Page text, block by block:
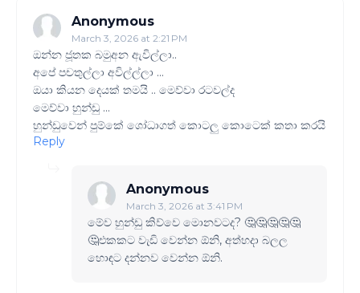
Anonymous
March 3, 2026 at 2:21 PM
ඔන්න ජූතක බමුඅන ඇවිල්ලා..
අපේ පචතුල්ලා අවිල්ල්ලා ...
ඔයා කියන දෙයක් තමයි .. මෙව්වා රටවල්ද
මෙව්වා හුන්ඩු ...
හුන්ඩුවෙන් පුම්කේ ශෝධාගත් කොටලු කොටෙක් කතා කරයි
Reply
Anonymous
March 3, 2026 at 3:41 PM
මේව හුන්ඩු කිව්වෙ මොනවටද​? 🤔🤔🤔🤔🤔
🤔එකකට වැඩි වෙන්න ඕනි, අත්හදා බලල
හොඳට දන්නව වෙන්න ඕනි.